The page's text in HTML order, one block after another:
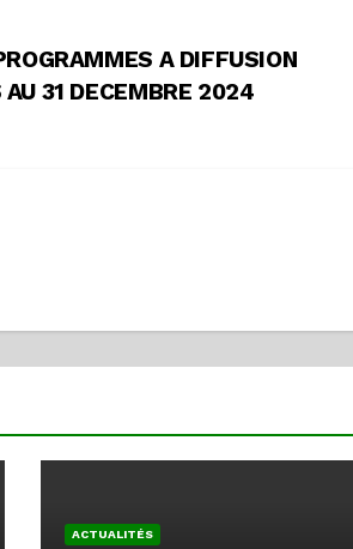
A DIFFUSION
31 DECEMBRE 2024
ACTUALITÉS